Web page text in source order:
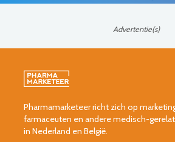
Advertentie(s)
Pharmamarketeer richt zich op
farmaceuten en andere medisch-
in Nederland en België.